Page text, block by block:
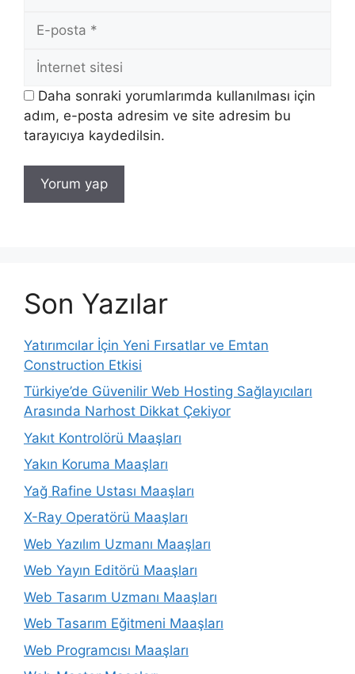
posta
İnternet
sitesi
Daha sonraki yorumlarımda kullanılması için
adım, e-posta adresim ve site adresim bu
tarayıcıya kaydedilsin.
Son Yazılar
Yatırımcılar İçin Yeni Fırsatlar ve Emtan
Construction Etkisi
Türkiye’de Güvenilir Web Hosting Sağlayıcıları
Arasında Narhost Dikkat Çekiyor
Yakıt Kontrolörü Maaşları
Yakın Koruma Maaşları
Yağ Rafine Ustası Maaşları
X-Ray Operatörü Maaşları
Web Yazılım Uzmanı Maaşları
Web Yayın Editörü Maaşları
Web Tasarım Uzmanı Maaşları
Web Tasarım Eğitmeni Maaşları
Web Programcısı Maaşları